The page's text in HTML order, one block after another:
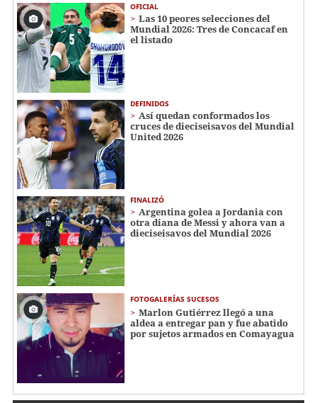
OFICIAL
Las 10 peores selecciones del
Mundial 2026: Tres de Concacaf en
el listado
DEFINIDOS
Así quedan conformados los
cruces de dieciseisavos del Mundial
United 2026
FINALIZÓ
Argentina golea a Jordania con
otra diana de Messi y ahora van a
dieciseisavos del Mundial 2026
FOTOGALERÍAS SUCESOS
Marlon Gutiérrez llegó a una
aldea a entregar pan y fue abatido
por sujetos armados en Comayagua